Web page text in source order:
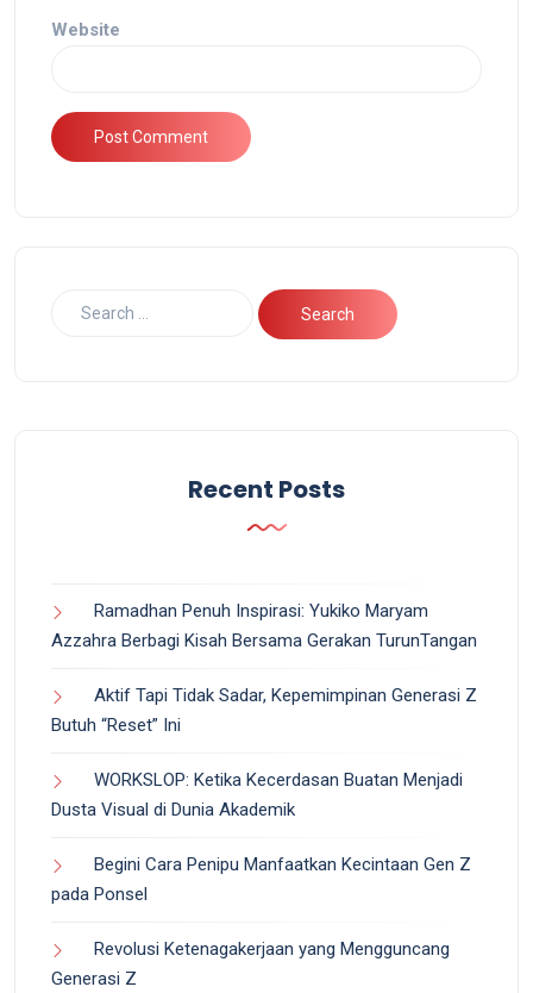
Website
Recent Posts
Ramadhan Penuh Inspirasi: Yukiko Maryam
Azzahra Berbagi Kisah Bersama Gerakan TurunTangan
Aktif Tapi Tidak Sadar, Kepemimpinan Generasi Z
Butuh “Reset” Ini
WORKSLOP: Ketika Kecerdasan Buatan Menjadi
Dusta Visual di Dunia Akademik
Begini Cara Penipu Manfaatkan Kecintaan Gen Z
pada Ponsel
Revolusi Ketenagakerjaan yang Mengguncang
Generasi Z